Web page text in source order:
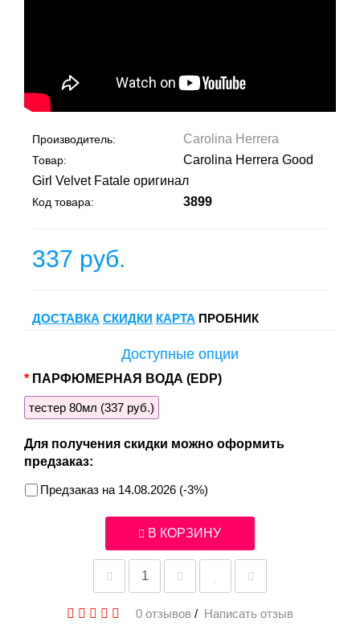
Производитель: Carolina Herrera
Товар:
Carolina Herrera Good
Girl Velvet Fatale оригинал
Код товара: 3899
337 руб.
ДОСТАВКА СКИДКИ КАРТА ПРОБНИК
Доступные опции
ПАРФЮМЕРНАЯ ВОДА (EDP)
тестер 80мл (337 руб.)
Для получения скидки можно оформить
предзаказ:
Предзаказ на 14.08.2026 (-3%)
В КОРЗИНУ
0 отзывов / Написать отзыв